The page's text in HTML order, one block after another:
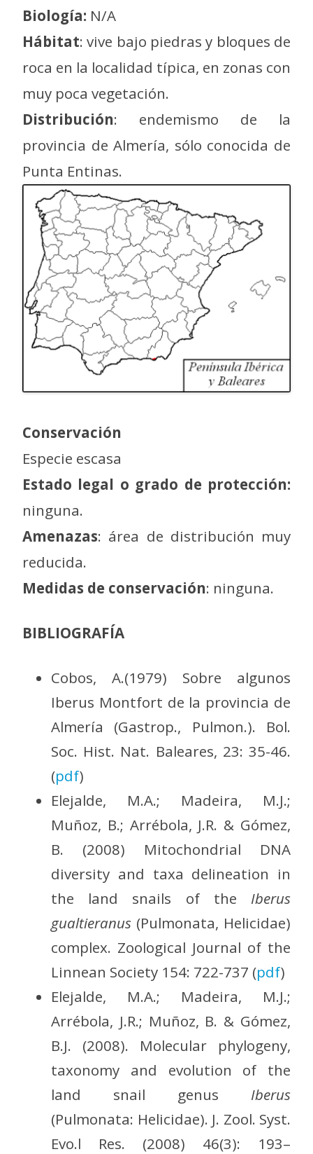
Biología: N/A
Hábitat: vive bajo piedras y bloques de
roca en la localidad típica, en zonas con
muy poca vegetación.
Distribución: endemismo de la
provincia de Almería, sólo conocida de
Punta Entinas.
Conservación
Especie escasa
Estado legal o grado de protección:
ninguna.
Amenazas: área de distribución muy
reducida.
Medidas de conservación: ninguna.
BIBLIOGRAFÍA
Cobos, A.(1979) Sobre algunos
Iberus Montfort de la provincia de
Almería (Gastrop., Pulmon.). Bol.
Soc. Hist. Nat. Baleares, 23: 35-46.
(pdf)
Elejalde, M.A.; Madeira, M.J.;
Muñoz, B.; Arrébola, J.R. & Gómez,
B. (2008) Mitochondrial DNA
diversity and taxa delineation in
the land snails of the Iberus
gualtieranus (Pulmonata, Helicidae)
complex. Zoological Journal of the
Linnean Society 154: 722-737 (pdf)
Elejalde, M.A.; Madeira, M.J.;
Arrébola, J.R.; Muñoz, B. & Gómez,
B.J. (2008). Molecular phylogeny,
taxonomy and evolution of the
land snail genus Iberus
(Pulmonata: Helicidae). J. Zool. Syst.
Evo.l Res. (2008) 46(3): 193–